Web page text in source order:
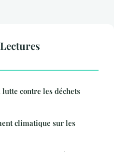
contre les déchets
climatique sur les